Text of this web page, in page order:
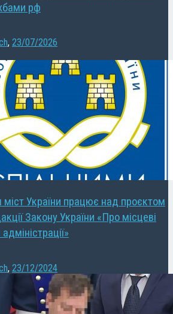
рф
, 23/07/2026
міст України працює над проєктом
Закону України «Про місцеві
, 23/12/2024